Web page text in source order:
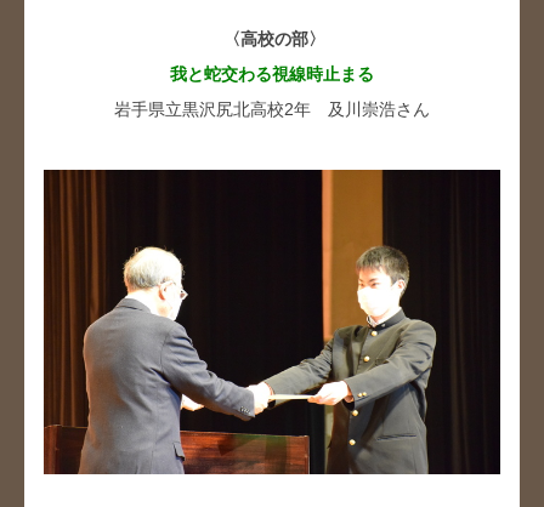
〈高校の部〉
我と蛇交わる視線時止まる
岩手県立黒沢尻北高校2年 及川崇浩さん